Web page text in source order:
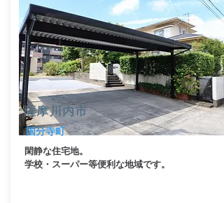
薩摩川内市
国分寺町
閑静な住宅地。
学校・スーパー等便利な地域です。